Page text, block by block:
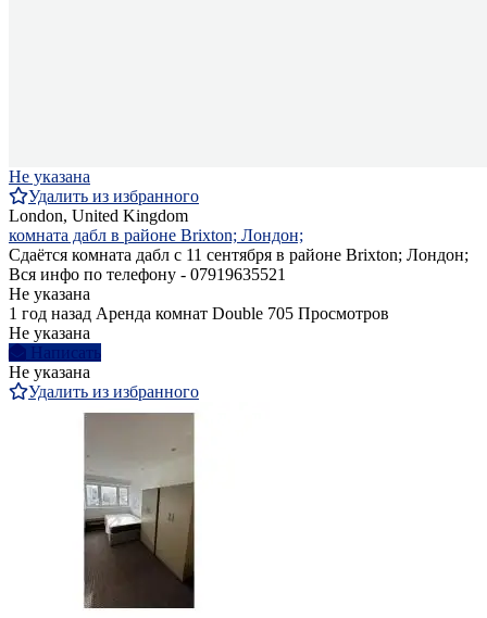
Не указана
Удалить из избранного
London, United Kingdom
комната дабл в районе Brixton; Лондон;
Сдаётся комната дабл с 11 сентября в районе Brixton; Лондон;
Вся инфо по телефону - 07919635521
Не указана
1 год назад Аренда комнат Double 705 Просмотров
Не указана
Написать
Не указана
Удалить из избранного